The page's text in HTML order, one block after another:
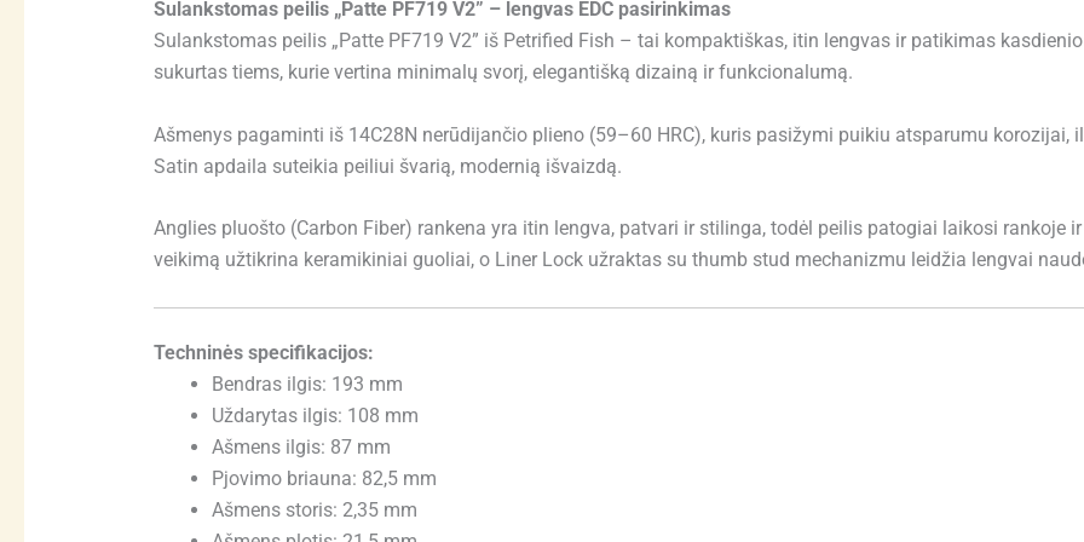
Sulankstomas peilis „Patte PF719 V2” – lengvas EDC pasirinkimas
Sulankstomas peilis „Patte PF719 V2” iš Petrified Fish – tai kompaktiškas, itin lengvas ir patikimas
sukurtas tiems, kurie vertina minimalų svorį, elegantišką dizainą ir funkcionalumą.
Ašmenys pagaminti iš 14C28N nerūdijančio plieno (59–60 HRC), kuris pasižymi puikiu atsparumu
Satin apdaila suteikia peiliui švarią, modernią išvaizdą.
Anglies pluošto (Carbon Fiber) rankena yra itin lengva, patvari ir stilinga, todėl peilis patogiai laikosi rankoje
veikimą užtikrina keramikiniai guoliai, o Liner Lock užraktas su thumb stud mechanizmu leidžia lengvai
Techninės specifikacijos:
Bendras ilgis: 193 mm
Uždarytas ilgis: 108 mm
Ašmens ilgis: 87 mm
Pjovimo briauna: 82,5 mm
Ašmens storis: 2,35 mm